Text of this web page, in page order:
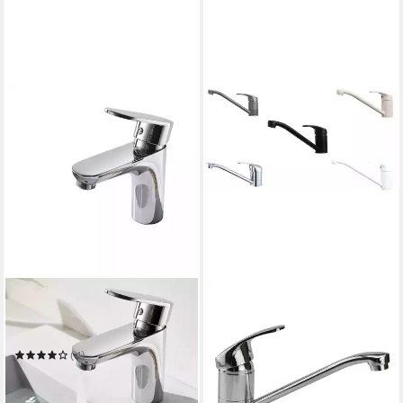
Waschtischarmatur
RADIANT - Chrome 14,5 x 3,5
x 10,5 cm (4)
29,00 € UVP39,00 €
-26%